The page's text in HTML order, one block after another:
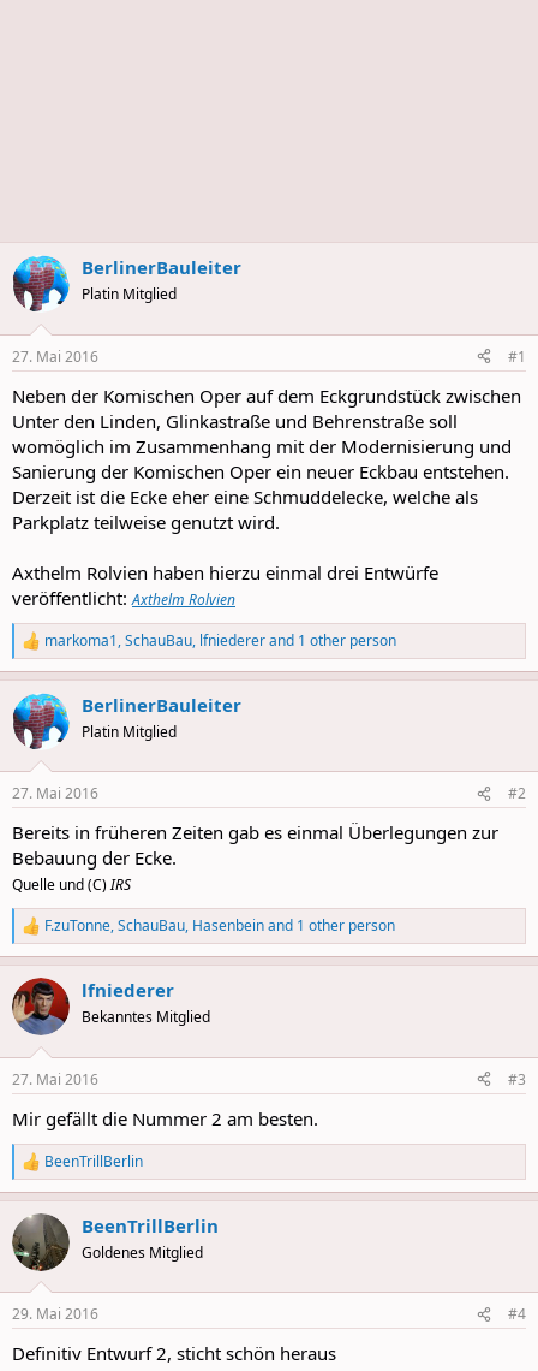
BerlinerBauleiter
Platin Mitglied
27. Mai 2016 #1
Neben der Komischen Oper auf dem Eckgrundstück zwischen
Unter den Linden, Glinkastraße und Behrenstraße soll
womöglich im Zusammenhang mit der Modernisierung und
Sanierung der Komischen Oper ein neuer Eckbau entstehen.
Derzeit ist die Ecke eher eine Schmuddelecke, welche als
Parkplatz teilweise genutzt wird.
Axthelm Rolvien haben hierzu einmal drei Entwürfe
veröffentlicht: Axthelm Rolvien
R
e
a
c
t
i
s
markoma1,SchauBau, lfniedererand 1 other person
BerlinerBauleiter
Platin Mitglied
27. Mai 2016 #2
Bereits in früheren Zeiten gab es einmal Überlegungen zur
Bebauung der Ecke.
Quelle und (C)IRS
R
e
a
c
t
i
s
F.zuTonne,SchauBau, Hasenbeinand 1 other person
lfniederer
Bekanntes Mitglied
27. Mai 2016 #3
Mir gefällt die Nummer 2 am besten.
R
e
a
c
t
i
s
BeenTrillBerlin
BeenTrillBerlin
Goldenes Mitglied
29. Mai 2016 #4
Definitiv Entwurf 2, sticht schön heraus